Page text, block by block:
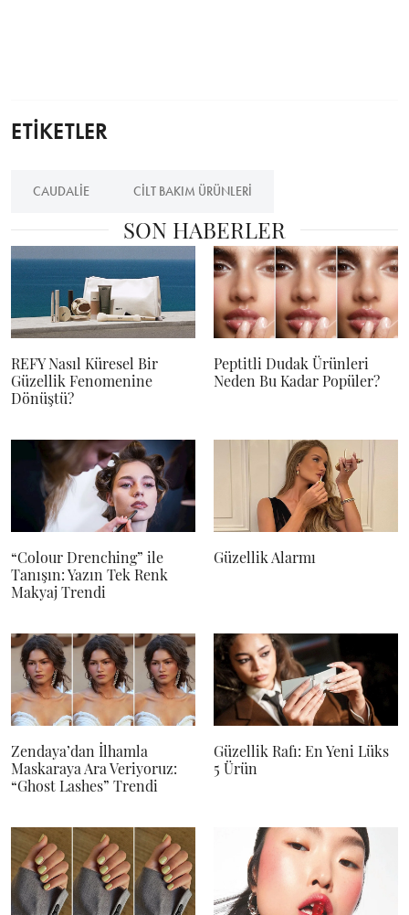
ETİKETLER
CAUDALIE CILT BAKIM ÜRÜNLERI
SON HABERLER
REFY Nasıl Küresel Bir
Güzellik Fenomenine
Dönüştü?
Peptitli Dudak Ürünleri
Neden Bu Kadar Popüler?
“Colour Drenching” ile
Tanışın: Yazın Tek Renk
Makyaj Trendi
Güzellik Alarmı
Zendaya’dan İlhamla
Maskaraya Ara Veriyoruz:
“Ghost Lashes” Trendi
Güzellik Rafı: En Yeni Lüks
5 Ürün